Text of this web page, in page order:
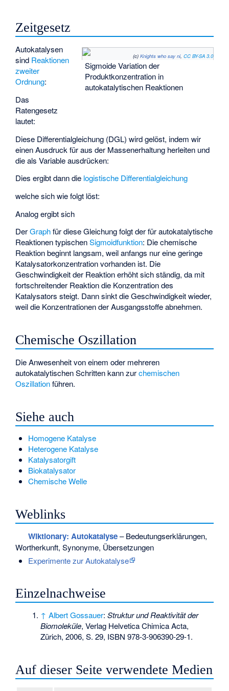
Zeitgesetz
(c) Knights who say ni, CC BY-SA 3.0
Sigmoide Variation der
Produktkonzentration in
autokatalytischen Reaktionen
Autokatalysen
sind Reaktionen
zweiter
Ordnung:
Das
Ratengesetz
lautet:
Diese Differentialgleichung (DGL) wird gelöst, indem wir
einen Ausdruck füraus der Massenerhaltung herleiten und
dieals Variableausdrücken:
Dies ergibt dann die logistische Differentialgleichung
welche sich wie folgt löst:
Analog ergibt sich
DerGraphfür diese Gleichung folgt der für autokatalytische
Reaktionen typischenSigmoidfunktion: Die chemische
Reaktion beginnt langsam, weil anfangs nur eine geringe
Katalysatorkonzentration vorhanden ist. Die
Geschwindigkeit der Reaktion erhöht sich ständig, da mit
fortschreitender Reaktion die Konzentration des
Katalysators steigt. Dann sinkt die Geschwindigkeit wieder,
weil die Konzentrationen der Ausgangsstoffe abnehmen.
Chemische Oszillation
Die Anwesenheit von einem oder mehreren
autokatalytischen Schritten kann zurchemischen
Oszillationführen.
Siehe auch
Homogene Katalyse
Heterogene Katalyse
Katalysatorgift
Biokatalysator
Chemische Welle
Weblinks
Wiktionary: Autokatalyse– Bedeutungserklärungen,
Wortherkunft, Synonyme, Übersetzungen
Experimente zur Autokatalyse
Einzelnachweise
↑ Albert Gossauer:Struktur und Reaktivität der
Biomoleküle, Verlag Helvetica Chimica Acta,
Zürich, 2006, S. 29, ISBN 978-3-906390-29-1.
Auf dieser Seite verwendete Medien